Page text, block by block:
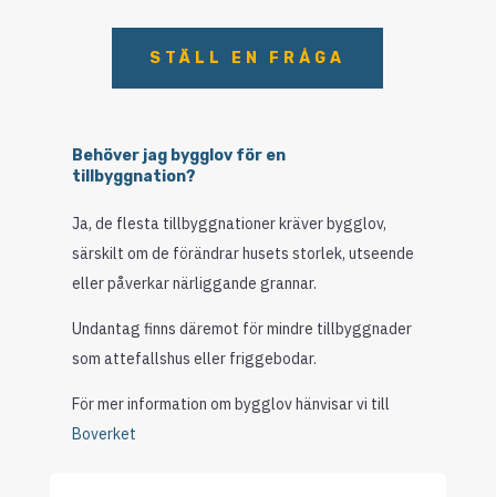
STÄLL EN FRÅGA
Behöver jag bygglov för en
tillbyggnation?
Ja, de flesta tillbyggnationer kräver bygglov,
särskilt om de förändrar husets storlek, utseende
eller påverkar närliggande grannar.
Undantag finns däremot för mindre tillbyggnader
som attefallshus eller friggebodar.
För mer information om bygglov hänvisar vi till
Boverket